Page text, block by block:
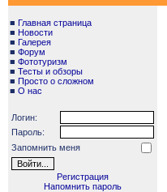
■ Главная страница
■ Новости
■ Галерея
■ Форум
■ Фототуризм
■ Тесты и обзоры
■ Просто о сложном
■ О нас
Логин:
Пароль:
Запомнить меня
Регистрация
Напомнить пароль